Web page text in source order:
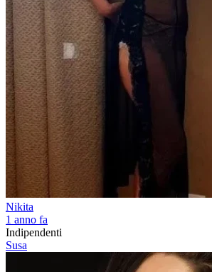
Nikita
1 anno fa
Indipendenti
Susa